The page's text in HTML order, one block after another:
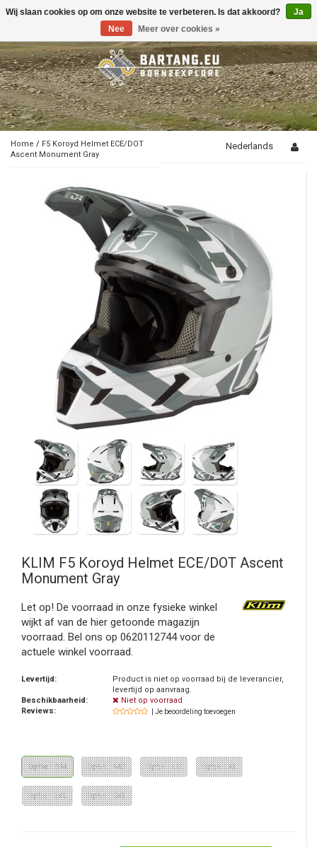
Toggle
Home / F5 Koroyd Helmet ECE/DOT
Ascent Monument Gray
Nederlands
KLIM F5 Koroyd Helmet ECE/DOT Ascent
Monument Gray
Let op! De voorraad in onze fysieke winkel
wijkt af van de hier getoonde magazijn
voorraad. Bel ons op 0620112744 voor de
actuele winkel voorraad.
Levertijd:
Product is niet op voorraad bij de leverancier,
levertijd op aanvraag.
Beschikbaarheid:
Niet op voorraad
Reviews:
| Je beoordeling toevoegen
Optie : SM Optie : MD Optie : LG Optie : XL
Optie : 2XL Optie : 3XL
Wij slaan cookies op om onze website te verbeteren. Is dat akkoord?
Ja
Nee
Meer over cookies »